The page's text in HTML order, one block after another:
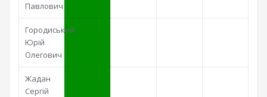
Павлович
Городиський
Юрій
Олегович
Жадан
Сергій